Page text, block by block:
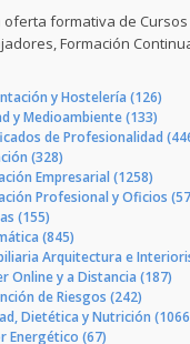
formativa de
Formación
y Hostelería (126)
y Medioambiente (133)
de Profesionalidad
(328)
Empresarial (1258)
Profesional y Oficios
(155)
(845)
Arquitectura e
Online y a Distancia (187)
de Riesgos (242)
Dietética y Nutrición
Energético (67)